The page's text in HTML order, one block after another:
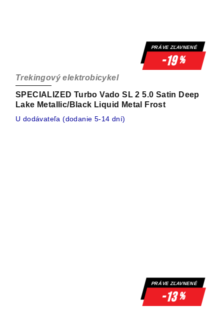
PRÁVE ZĽAVNENÉ
-19%
SPECIALIZED Turbo Vado SL 2 5.0 Satin Deep
Lake Metallic/Black Liquid Metal Frost
Trekingový elektrobicykel
U dodávateľa (dodanie 5-14 dní)
PRÁVE ZĽAVNENÉ
-13%